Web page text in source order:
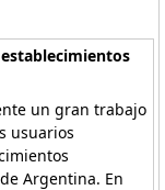
un gran trabajo
usuarios
Argentina. En